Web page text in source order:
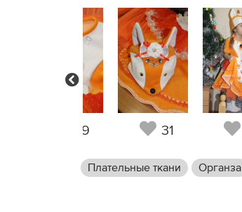
Previous
19 31
Плательные ткани Органза